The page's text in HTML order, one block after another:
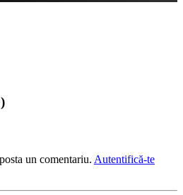
un comentariu. Autentifică-te